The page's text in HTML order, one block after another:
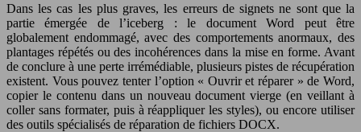
Dans les cas les plus graves, les erreurs de signets ne sont que la
partie émergée de l’iceberg : le document Word peut être
globalement endommagé, avec des comportements anormaux, des
plantages répétés ou des incohérences dans la mise en forme. Avant
de conclure à une perte irrémédiable, plusieurs pistes de récupération
existent. Vous pouvez tenter l’option « Ouvrir et réparer » de Word,
copier le contenu dans un nouveau document vierge (en veillant à
coller sans formater, puis à réappliquer les styles), ou encore utiliser
des outils spécialisés de réparation de fichiers DOCX.